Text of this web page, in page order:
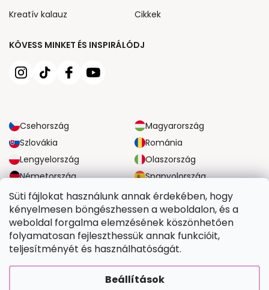
Süti fájlokat használunk annak érdekében, hogy
kényelmesen böngészhessen a weboldalon, és a
weboldal forgalma elemzésének köszönhetően
folyamatosan fejleszthessük annak funkcióit,
teljesítményét és használhatóságát.
Beállítások
KÖVESS MINKET ÉS INSPIRÁLÓDJ
Csehország
Magyarország
Szlovákia
Románia
Lengyelország
Olaszország
Németország
Spanyolország
Nagy-Britannia
Ausztria
Kreatív kalauz
Cikkek
MEGBÍZHATÓ SZÁLLÍTÁSI LEHETŐSÉGEK
BIZTONSÁGOS FIZETÉSI LEHETŐSÉGEK